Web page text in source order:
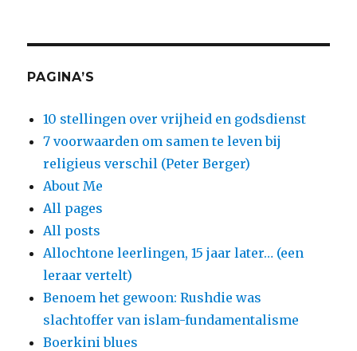
PAGINA’S
10 stellingen over vrijheid en godsdienst
7 voorwaarden om samen te leven bij
religieus verschil (Peter Berger)
About Me
All pages
All posts
Allochtone leerlingen, 15 jaar later… (een
leraar vertelt)
Benoem het gewoon: Rushdie was
slachtoffer van islam-fundamentalisme
Boerkini blues